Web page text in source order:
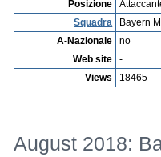
Posizione
Squadra
Bayern
A-Nazionale
no
Web site
-
Views
18465
August 2018: